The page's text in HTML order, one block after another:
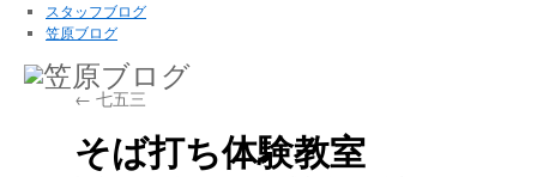
スタッフブログ
笠原ブログ
← 七五三
そば打ち体験教室